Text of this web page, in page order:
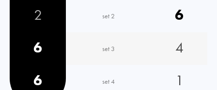
2
set 2
6
6
set 3
4
6
set 4 1